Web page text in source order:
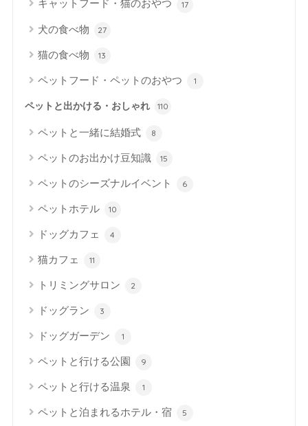
キャットフード・猫のおやつ 17
犬の食べ物 27
猫の食べ物 13
ペットフード・ペットのおやつ 1
ペットと出かける・おしゃれ 110
ペットと一緒に結婚式 8
ペットのお出かけ豆知識 15
ペットのシーズナルイベント 6
ペットホテル 10
ドッグカフェ 4
猫カフェ 11
トリミングサロン 2
ドッグラン 3
ドッグガーデン 1
ペットと行ける公園 9
ペットと行ける温泉 1
ペットと泊まれるホテル・宿 5